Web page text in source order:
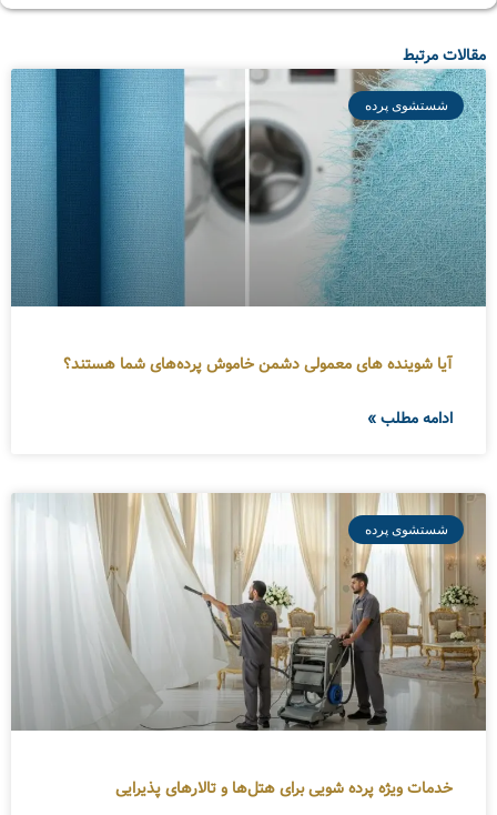
مقالات مرتبط
شستشوی پرده
آیا شوینده های معمولی دشمن خاموش پرده‌های شما هستند؟
ادامه مطلب »
شستشوی پرده
خدمات ویژه پرده شویی برای هتل‌ها و تالارهای پذیرایی